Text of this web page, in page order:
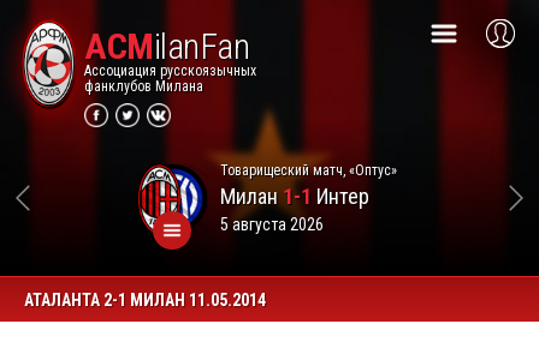
ACMilanFan
Ассоциация русскоязычных
фанклубов Милана
Товарищеский матч, «Оптус»
Милан1-1 Интер
5 августа 2026
АТАЛАНТА 2-1 МИЛАН 11.05.2014